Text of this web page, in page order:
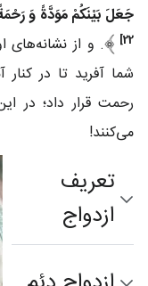
جَعَلَ بَیْنَکُمْ مَوَدَّةً وَ
22]
. و از نشانه‌های
شما آفرید تا در
رحمت قرار داد؛ در
می‌کنند!
تعریف
ازدواج